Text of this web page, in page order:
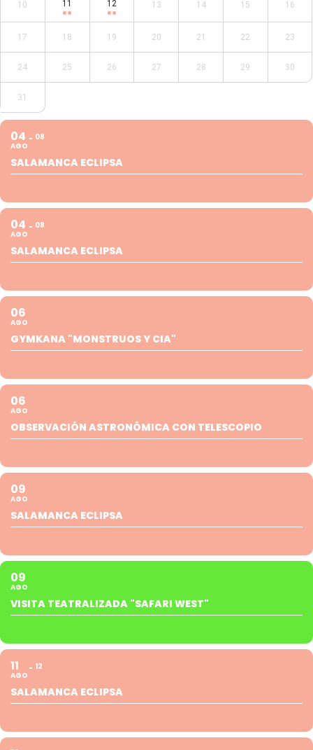
10 11 12 13 14 15 16
17 18 19 20 21 22 23
24 25 26 27 28 29 30
31
04
AGO
08
SALAMANCA ECLIPSA
04
AGO
08
SALAMANCA ECLIPSA
06
AGO
GYMKANA "MONSTRUOS Y CIA"
06
AGO
OBSERVACIÓN ASTRONÓMICA CON TELESCOPIO
09
AGO
SALAMANCA ECLIPSA
09
AGO
VISITA TEATRALIZADA "SAFARI WEST"
11
AGO
12
SALAMANCA ECLIPSA